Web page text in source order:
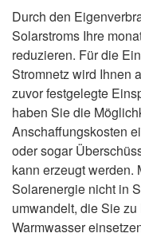
Durch den
Solarstroms Ihre
reduzieren. Für die
Stromnetz wird Ihnen
zuvor festgelegte
haben Sie die
Anschaffungskosten
oder sogar
kann erzeugt werden.
Solarenergie nicht in
umwandelt, die Sie
Warmwasser